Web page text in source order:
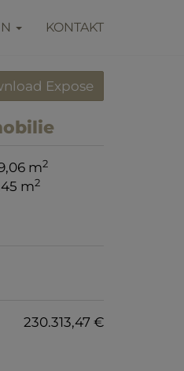
KONTAKT
Expose
m2
m2
230.313,47 €